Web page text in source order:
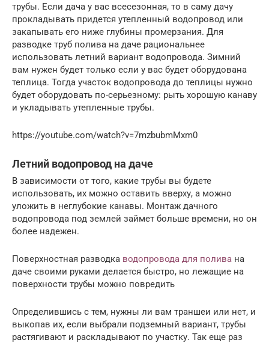
трубы. Если дача у вас всесезонная, то в саму дачу
прокладывать придется утепленный водопровод или
закапывать его ниже глубины промерзания. Для
разводке труб полива на даче рациональнее
использовать летний вариант водопровода. Зимний
вам нужен будет только если у вас будет оборудована
теплица. Тогда участок водопровода до теплицы нужно
будет оборудовать по-серьезному: рыть хорошую канаву
и укладывать утепленные трубы.
https://youtube.com/watch?v=7mzbubmMxm0
Летний водопровод на даче
В зависимости от того, какие трубы вы будете
использовать, их можно оставить вверху, а можно
уложить в неглубокие канавы. Монтаж дачного
водопровода под землей займет больше времени, но он
более надежен.
Поверхностная разводка водопровода для полива на
даче своими руками делается быстро, но лежащие на
поверхности трубы можно повредить
Определившись с тем, нужны ли вам траншеи или нет, и
выкопав их, если выбрали подземный вариант, трубы
растягивают и раскладывают по участку. Так еще раз